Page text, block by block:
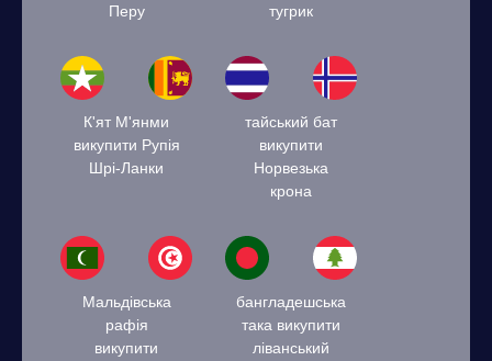
Перу
тугрик
К'ят М'янми
викупити Рупія
Шрі-Ланки
тайський бат
викупити
Норвезька
крона
Мальдівська
рафія
викупити
бангладешська
така викупити
ліванський